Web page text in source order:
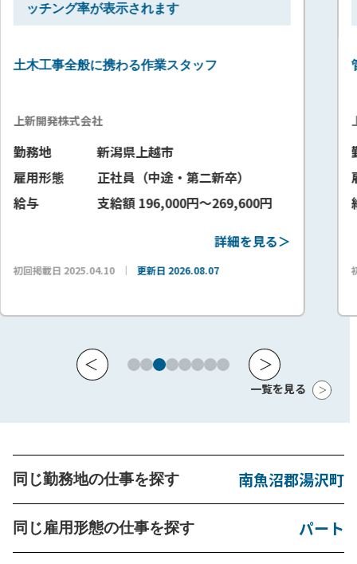
ます
業スタッフ
市
途・第二新卒）
円～269,600円
日 2026.08.07
管工事に携わる施工管理
新潟県上越
雇用形態
正社員（
給与
支給額
初回掲載日 2025.12.10 更新
一覧を見る
同じ勤務地の仕事を探す 南魚沼郡湯沢町
同じ雇用形態の仕事を探す パート